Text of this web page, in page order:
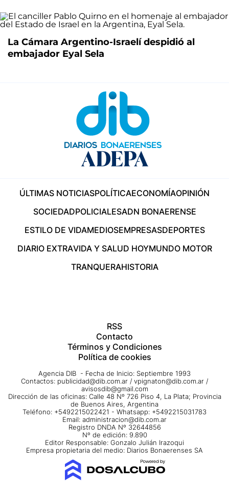
La Cámara Argentino-Israelí despidió al
embajador Eyal Sela
ÚLTIMAS NOTICIASPOLÍTICAECONOMÍAOPINIÓN
SOCIEDADPOLICIALESADN BONAERENSE
ESTILO DE VIDAMEDIOSEMPRESASDEPORTES
DIARIO EXTRAVIDA Y SALUD HOYMUNDO MOTOR
TRANQUERAHISTORIA
RSS
Contacto
Términos y Condiciones
Política de cookies
Agencia DIB - Fecha de Inicio: Septiembre 1993
Contactos: publicidad@dib.com.ar / vpignaton@dib.com.ar /
avisosdib@gmail.com
Dirección de las oficinas: Calle 48 Nº 726 Piso 4, La Plata; Provincia
de Buenos Aires, Argentina
Teléfono: +5492215022421 - Whatsapp: +5492215031783
Email: administracion@dib.com.ar
Registro DNDA Nº 32644856
Nº de edición: 9.890
Editor Responsable: Gonzalo Julián Irazoqui
Empresa propietaria del medio: Diarios Bonaerenses SA